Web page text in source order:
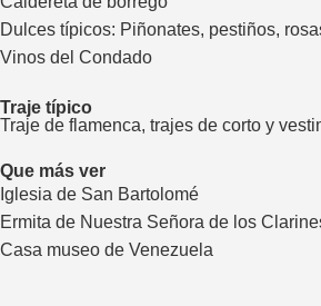
Dulces típicos: Piñonates, pestiños,
Vinos del Condado
Traje típico
Traje de flamenca, trajes de corto y
Que más ver
Iglesia de San Bartolomé
Ermita de Nuestra Señora de los
Casa museo de Venezuela